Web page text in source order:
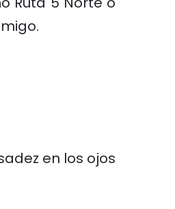
en los ojos